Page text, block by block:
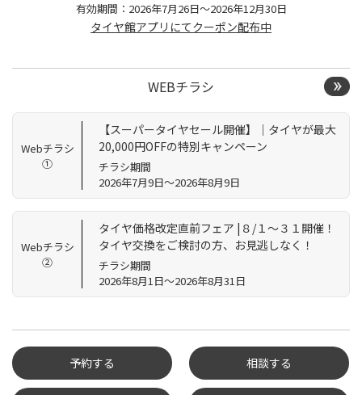
有効期間：2026年7月26日～2026年12月30日
タイヤ館アプリにてクーポン配布中
WEBチラシ
Webチラシ
①
【スーパータイヤセール開催】｜タイヤが最大
20,000円OFFの特別キャンペーン
チラシ期間
2026年7月9日～2026年8月9日
Webチラシ
②
タイヤ価格改定直前フェア |８/１～３１開催！
タイヤ交換をご検討の方、お見逃しなく！
チラシ期間
2026年8月1日～2026年8月31日
予約する 相談する